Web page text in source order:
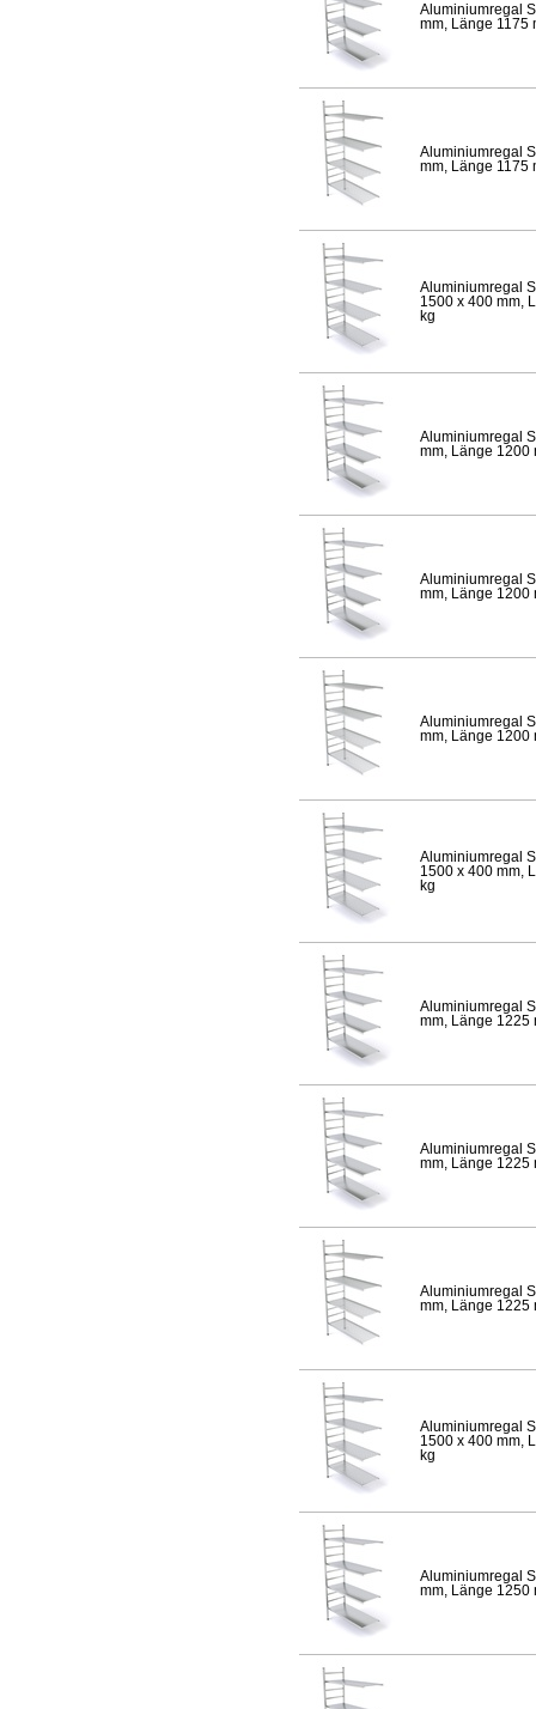
Aluminiumregal
mm, Länge 1175
Aluminiumregal
mm, Länge 1175
Aluminiumregal
1500 x 400 mm,
kg
Aluminiumregal
mm, Länge 1200
Aluminiumregal
mm, Länge 1200
Aluminiumregal
mm, Länge 1200
Aluminiumregal
1500 x 400 mm,
kg
Aluminiumregal
mm, Länge 1225
Aluminiumregal
mm, Länge 1225
Aluminiumregal
mm, Länge 1225
Aluminiumregal
1500 x 400 mm,
kg
Aluminiumregal
mm, Länge 1250